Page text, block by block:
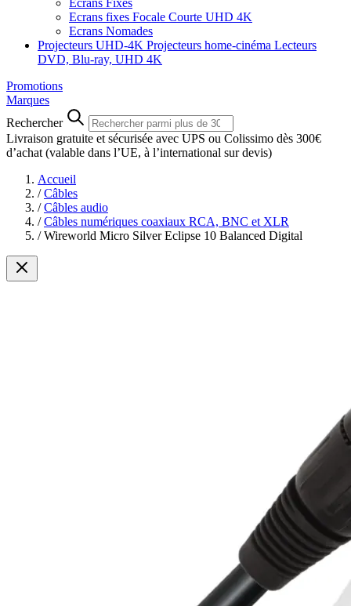
Ecrans Fixes
Ecrans fixes Focale Courte UHD 4K
Ecrans Nomades
Projecteurs UHD-4K Projecteurs home-cinéma Lecteurs
DVD, Blu-ray, UHD 4K
Promotions
Marques
Rechercher
Livraison gratuite et sécurisée avec UPS ou Colissimo dès 300€
d’achat (valable dans l’UE, à l’international sur devis)
Accueil
/ Câbles
/ Câbles audio
/ Câbles numériques coaxiaux RCA, BNC et XLR
/ Wireworld Micro Silver Eclipse 10 Balanced Digital